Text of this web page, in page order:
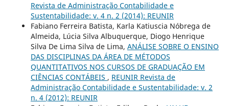
Revista de Administração Contabilidade e
Sustentabilidade: v. 4 n. 2 (2014): REUNIR
Fabiano Ferreira Batista, Karla Katiuscia Nóbrega de
Almeida, Lúcia Silva Albuquerque, Diogo Henrique
Silva De Lima Silva de Lima, ANÁLISE SOBRE O ENSINO
DAS DISCIPLINAS DA ÁREA DE MÉTODOS
QUANTITATIVOS NOS CURSOS DE GRADUAÇÃO EM
CIÊNCIAS CONTÁBEIS , REUNIR Revista de
Administração Contabilidade e Sustentabilidade: v. 2
n. 4 (2012): REUNIR